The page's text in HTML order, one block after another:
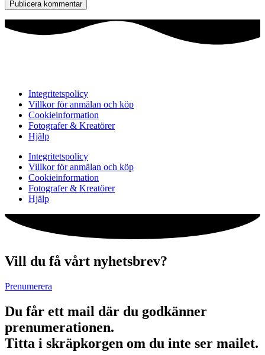
Integritetspolicy
Villkor för anmälan och köp
Cookieinformation
Fotografer & Kreatörer
Hjälp
Integritetspolicy
Villkor för anmälan och köp
Cookieinformation
Fotografer & Kreatörer
Hjälp
Vill du få vårt nyhetsbrev?
Prenumerera
Du får ett mail där du godkänner
prenumerationen.
Titta i skräpkorgen om du inte ser mailet.